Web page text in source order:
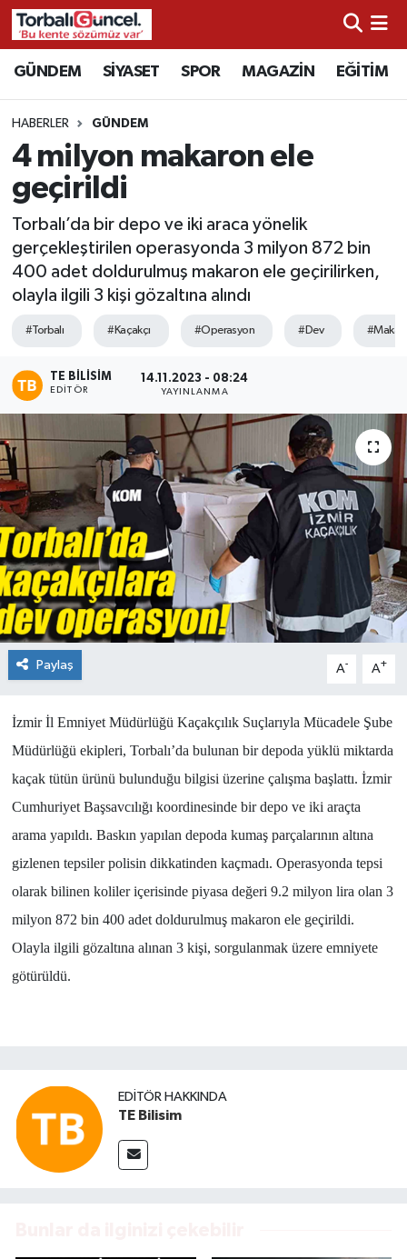
GÜNDEM SİYASET SPOR MAGAZİN EĞİTİM
HABERLER GÜNDEM
4 milyon makaron ele
geçirildi
Torbalı’da bir depo ve iki araca yönelik
gerçekleştirilen operasyonda 3 milyon 872 bin
400 adet doldurulmuş makaron ele geçirilirken,
olayla ilgili 3 kişi gözaltına alındı
#Torbalı #Kaçakçı #Operasyon #Dev
TE BILISIM
EDITÖR
14.11.2023 - 08:24
YAYINLANMA
Paylaş A- A+
İzmir İl Emniyet Müdürlüğü Kaçakçılık Suçlarıyla Mücadele Şube
Müdürlüğü ekipleri, Torbalı’da bulunan bir depoda yüklü miktarda
kaçak tütün ürünü bulunduğu bilgisi üzerine çalışma başlattı. İzmir
Cumhuriyet Başsavcılığı koordinesinde bir depo ve iki araçta
arama yapıldı. Baskın yapılan depoda kumaş parçalarının altına
gizlenen tepsiler polisin dikkatinden kaçmadı. Operasyonda tepsi
olarak bilinen koliler içerisinde piyasa değeri 9.2 milyon lira olan 3
milyon 872 bin 400 adet doldurulmuş makaron ele geçirildi.
Olayla ilgili gözaltına alınan 3 kişi, sorgulanmak üzere emniyete
götürüldü.
EDITÖR HAKKINDA
TE Bilisim
İzmir Nöbetçi Eczaneler
İzmir Hava Durumu
İzmir Namaz Vakitleri
İzmir Trafik Yoğunluk Haritası
Süper Lig Puan Durumu ve Fikstür
Tüm Manşetler
Haber Arşivi